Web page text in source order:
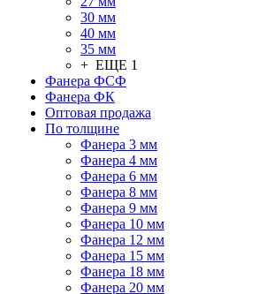
30 мм
40 мм
35 мм
+ ЕЩЕ 1
Фанера ФСФ
Фанера ФК
Оптовая продажа
По толщине
Фанера 3 мм
Фанера 4 мм
Фанера 6 мм
Фанера 8 мм
Фанера 9 мм
Фанера 10 мм
Фанера 12 мм
Фанера 15 мм
Фанера 18 мм
Фанера 20 мм